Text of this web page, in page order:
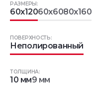
РАЗМЕРЫ:
60x12060x6080x160
ТОЛЩИНА:
10 мм9 мм
ПОВЕРХНОСТЬ:
Неполированный